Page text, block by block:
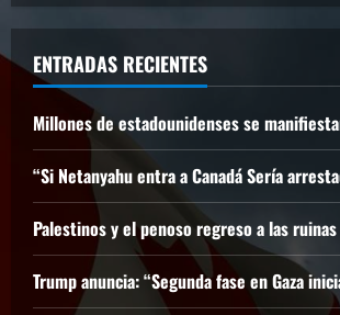
ENTRADAS RECIENTES
Millones de estadounidenses se
“Si Netanyahu entra a Canadá Sería
Palestinos y el penoso regreso a las ruinas
Trump anuncia: “Segunda fase en Gaza